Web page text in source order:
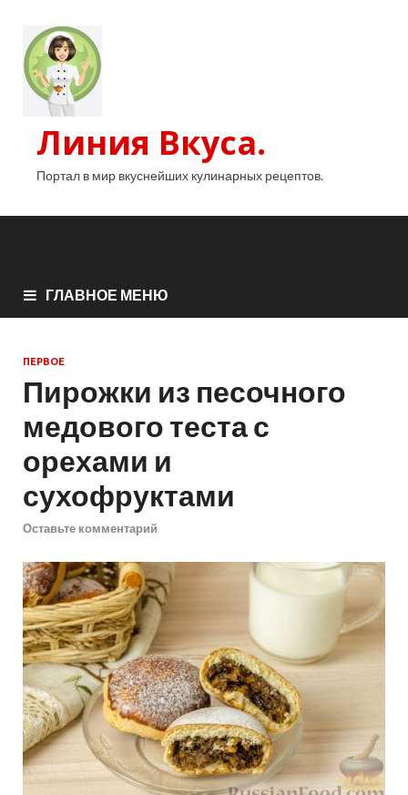
Линия Вкуса.
Портал в мир вкуснейших кулинарных рецептов.
ГЛАВНОЕ МЕНЮ
ПЕРВОЕ
Пирожки из песочного
медового теста с
орехами и
сухофруктами
Оставьте комментарий